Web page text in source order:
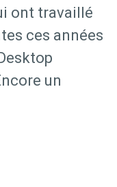
ont travaillé
ces années
un